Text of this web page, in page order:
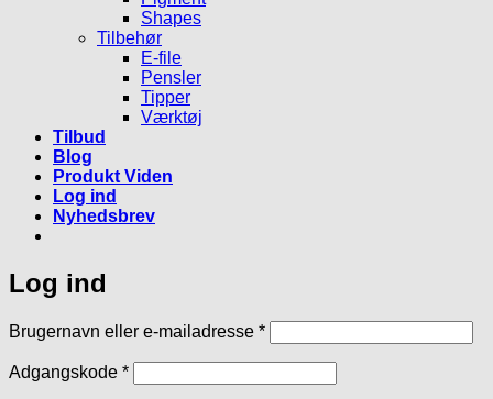
Shapes
Tilbehør
E-file
Pensler
Tipper
Værktøj
Tilbud
Blog
Produkt Viden
Log ind
Nyhedsbrev
Log ind
Brugernavn eller e-mailadresse *Påkrævet
Adgangskode *Påkrævet